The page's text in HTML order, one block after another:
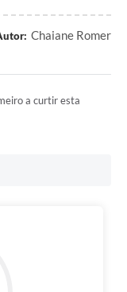
Chaiane Romer
a curtir esta